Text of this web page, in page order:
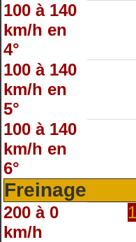
100 à 140
km/h en
4°
100 à 140
km/h en
5°
100 à 140
km/h en
6°
Freinage
200 à 0
km/h